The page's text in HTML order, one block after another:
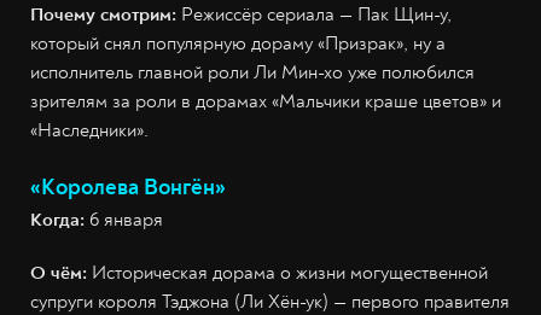
Почему смотрим: Режиссёр сериала — Пак Щин-у,
который снял популярную дораму «Призрак», ну а
исполнитель главной роли Ли Мин-хо уже полюбился
зрителям за роли в дорамах «Мальчики краше цветов» и
«Наследники».
«Королева Вонгён»
Когда: 6 января
О чём: Историческая дорама о жизни могущественной
супруги короля Тэджона (Ли Хён-ук) — первого правителя